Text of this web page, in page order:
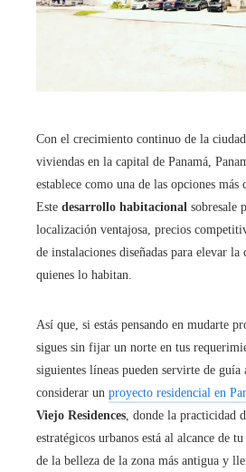
Con el crecimiento continuo de la
viviendas en la capital de Panamá,
establece como una de las opciones más
Este desarrollo habitacional sobresale
localización ventajosa, precios
de instalaciones diseñadas para elevar
quienes lo habitan.
Así que, si estás pensando en mudarte
sigues sin fijar un norte en tus
siguientes líneas pueden servirte de guía
considerar un proyecto residencial en
Viejo Residences , donde la practicidad
estratégicos urbanos está al alcance de
de la belleza de la zona más antigua y